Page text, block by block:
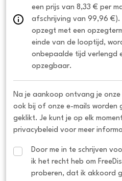
een prijs van 8,33 € per
afschrijving van 99,96 €).
opzegt met een
einde van de looptijd,
onbepaalde tijd verlengd
opzegbaar.
Na je aankoop ontvang je
ook bij of onze e-mails
geklikt. Je kunt je op elk
privacybeleid voor meer
Door me in te schrijven
ik het recht heb om
proberen, dat ik akkoord